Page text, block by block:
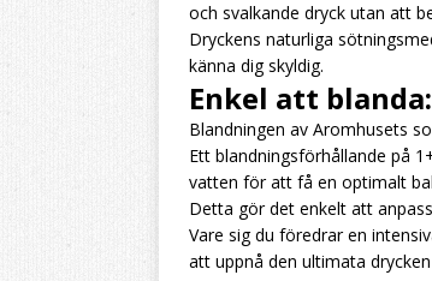
och svalkande dryck utan att
Dryckens naturliga
känna dig skyldig.
Enkel att
Blandningen av Aromhusets
Ett blandningsförhållande på
vatten för att få en optimalt
Detta gör det enkelt att
Vare sig du föredrar en
att uppnå den ultimata